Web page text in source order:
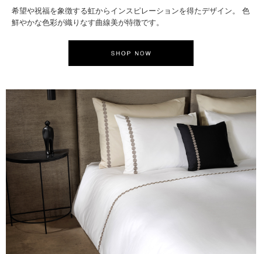
希望や祝福を象徴する虹からインスピレーションを得たデザイン。 色
鮮やかな色彩が織りなす曲線美が特徴です。